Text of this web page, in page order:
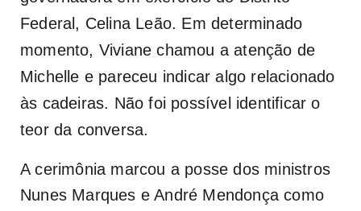
Federal, Celina Leão. Em determinado
momento, Viviane chamou a atenção de
Michelle e pareceu indicar algo relacionado
às cadeiras. Não foi possível identificar o
teor da conversa.
A cerimônia marcou a posse dos ministros
Nunes Marques e André Mendonça como